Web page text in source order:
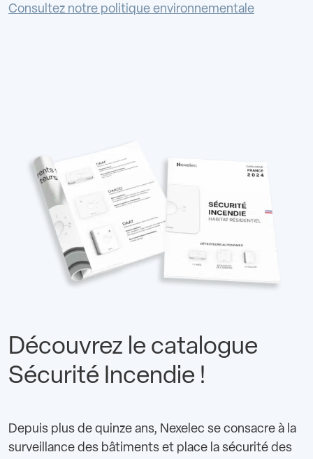
Consultez notre politique environnementale
Découvrez le catalogue
Sécurité Incendie !
Depuis plus de quinze ans, Nexelec se consacre à la
surveillance des bâtiments et place la sécurité des